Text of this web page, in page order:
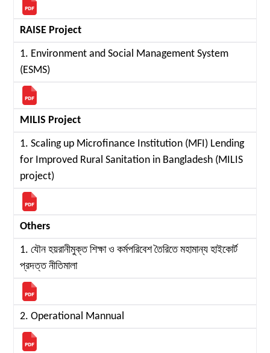
RAISE Project
1. Environment and Social Management System
(ESMS)
MILIS Project
1. Scaling up Microfinance Institution (MFI) Lending
for Improved Rural Sanitation in Bangladesh (MILIS
project)
Others
1. যৌন হয়রানীমুক্ত শিক্ষা ও কর্মপরিবেশ তৈরিতে মহামান্য হাইকোর্ট
প্রদত্ত নীতিমালা
2. Operational Mannual